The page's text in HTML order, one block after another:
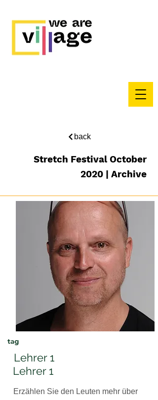
back
Stretch Festival October
2020 | Archive
tag
Lehrer 1
Lehrer 1
Erzählen Sie den Leuten mehr über